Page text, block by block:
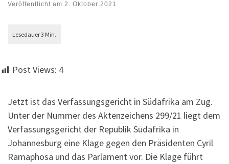
Veröffentlicht am 2. Oktober 2021
Post Views: 4
Jetzt ist das Verfassungsgericht in Südafrika am Zug.
Unter der Nummer des Aktenzeichens 299/21 liegt dem
Verfassungsgericht der Republik Südafrika in
Johannesburg eine Klage gegen den Präsidenten Cyril
Ramaphosa und das Parlament vor. Die Klage führt